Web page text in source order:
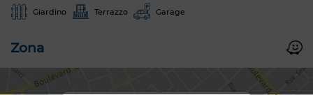
Giardino Terrazzo Garage
Zona